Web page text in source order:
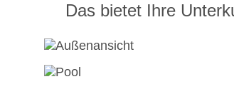
Das bietet Ihre